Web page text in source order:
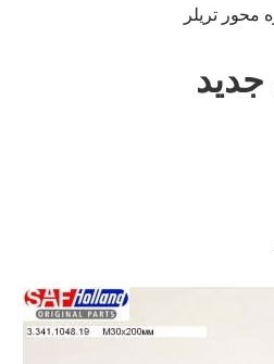
محور تریلر